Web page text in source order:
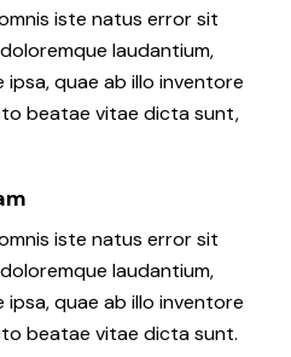
iste natus error sit
laudantium,
quae ab illo inventore
beatae vitae dicta sunt,
iste natus error sit
laudantium,
quae ab illo inventore
beatae vitae dicta sunt.